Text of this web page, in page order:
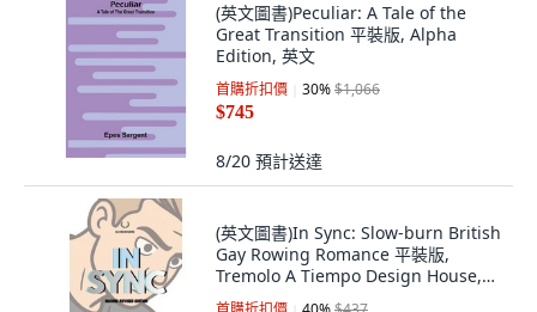
(英文圖書)Peculiar: A Tale of the
Great Transition 平裝版, Alpha
Edition, 英文
首購折扣價 30%$1,066
$745
8/20 預計送達
(英文圖書)In Sync: Slow-burn British
Gay Rowing Romance 平裝版,
Tremolo A Tiempo Design House,
英文